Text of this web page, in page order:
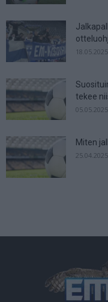
tekee
Miten